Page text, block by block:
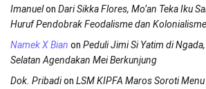
Imanuelon Dari Sikka Flores, Mo’an Teka Iku
Huruf Pendobrak Feodalisme dan Kolonialisme
Namek X Bian on Peduli Jimi Si Yatim di
Selatan Agendakan Mei Berkunjung
Dok. Pribadion LSM KIPFA Maros Soroti